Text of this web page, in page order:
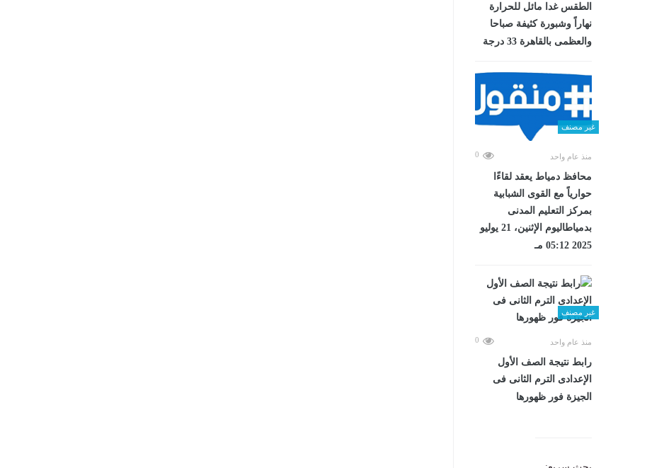
الطقس غدا مائل للحرارة
نهاراً وشبورة كثيفة صباحا
والعظمى بالقاهرة 33 درجة
غير مصنف
منذ عام واحد 0
محافظ دمياط يعقد لقاءًا
حوارياً مع القوى الشبابية
بمركز التعليم المدنى
بدمياطاليوم الإثنين، 21 يوليو
2025 05:12 مـ
غير مصنف
منذ عام واحد 0
رابط نتيجة الصف الأول
الإعدادى الترم الثانى فى
الجيزة فور ظهورها